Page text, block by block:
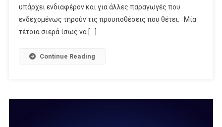
Netflix
υπάρχει ενδιαφέρον και για άλλες παραγωγές που
ενδεχομένως τηρούν τις προυποθέσεις που θέτει. Μία
τέτοια σιερά ίσως να […]
Continue Reading